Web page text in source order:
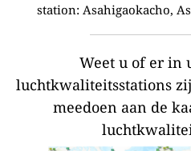
station: Asahigaokacho,
Weet u of er in
luchtkwaliteitsstations
meedoen aan de